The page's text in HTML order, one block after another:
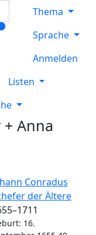
Thema
Sprache
Anmelden
Listen
+ Anna
Conradus
der Ältere
–1711
: 16.